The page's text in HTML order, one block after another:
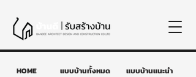
HOME แบบบ้านทั้งหมด
แบบบ้านแนะนำ